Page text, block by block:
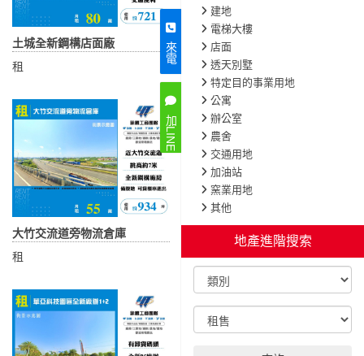
建地
電梯大樓
店面
透天別墅
特定目的事業用地
公寓
辦公室
農舍
交通用地
加油站
窯業用地
其他
地產進階搜索
來電
加LINE
土城全新鋼構店面廠
租
樹林柑園透天廠房
租
大竹交流道旁物流倉庫
租
大園工業區全新氣派廠房
租